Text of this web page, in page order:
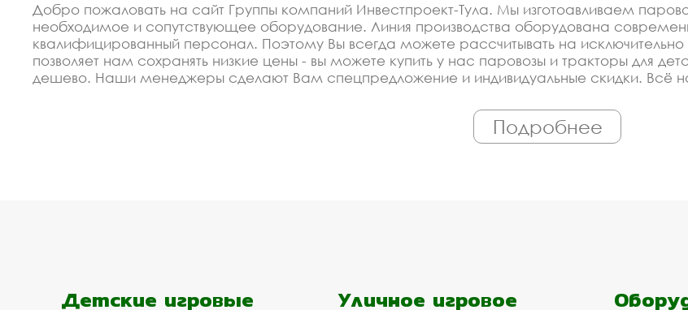
Добро пожаловать на сайт Группы компаний Инвестпроект-Тула. Мы изготоавливаем
необходимое и сопутствующее оборудование. Линия производства оборудована
квалифицированный персонал. Поэтому Вы всегда можете рассчитывать на
позволяет нам сохранять низкие цены - вы можете купить у нас паровозы и тракторы для
дешево. Наши менеджеры сделают Вам спецпредложение и индивидуальные скидки. Всё
Спецпредложение от производителя на
Мы рассчитаем Ваш проект, поможем подобрать материалы и оборудование - Вам
Подробнее
Детские игровые Уличное игровое